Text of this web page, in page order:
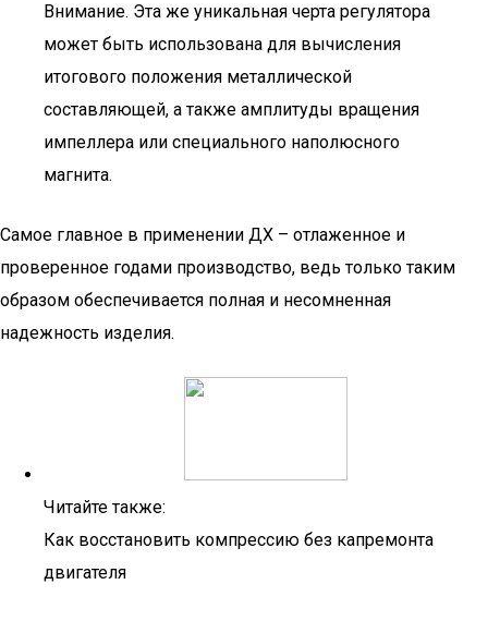
Внимание. Эта же уникальная черта регулятора
может быть использована для вычисления
итогового положения металлической
составляющей, а также амплитуды вращения
импеллера или специального наполюсного
магнита.
Самое главное в применении ДХ – отлаженное и
проверенное годами производство, ведь только таким
образом обеспечивается полная и несомненная
надежность изделия.
Читайте также:
Как восстановить компрессию без капремонта
двигателя